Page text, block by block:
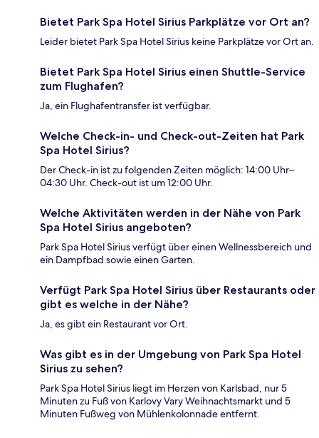
Bietet Park Spa Hotel Sirius Parkplätze vor Ort an?
Leider bietet Park Spa Hotel Sirius keine Parkplätze vor Ort an.
Bietet Park Spa Hotel Sirius einen Shuttle-Service
zum Flughafen?
Ja, ein Flughafentransfer ist verfügbar.
Welche Check-in- und Check-out-Zeiten hat Park
Spa Hotel Sirius?
Der Check-in ist zu folgenden Zeiten möglich: 14:00 Uhr–
04:30 Uhr. Check-out ist um 12:00 Uhr.
Welche Aktivitäten werden in der Nähe von Park
Spa Hotel Sirius angeboten?
Park Spa Hotel Sirius verfügt über einen Wellnessbereich und
ein Dampfbad sowie einen Garten.
Verfügt Park Spa Hotel Sirius über Restaurants oder
gibt es welche in der Nähe?
Ja, es gibt ein Restaurant vor Ort.
Was gibt es in der Umgebung von Park Spa Hotel
Sirius zu sehen?
Park Spa Hotel Sirius liegt im Herzen von Karlsbad, nur 5
Minuten zu Fuß von Karlovy Vary Weihnachtsmarkt und 5
Minuten Fußweg von Mühlenkolonnade entfernt.